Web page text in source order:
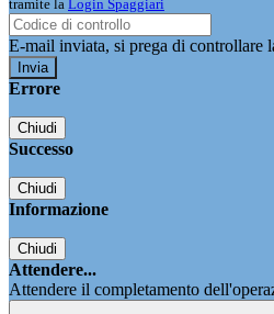
tramite la Login Spaggiari
E-mail inviata, si prega di controllare
Errore
Chiudi
Successo
Chiudi
Informazione
Chiudi
Attendere...
Attendere il completamento